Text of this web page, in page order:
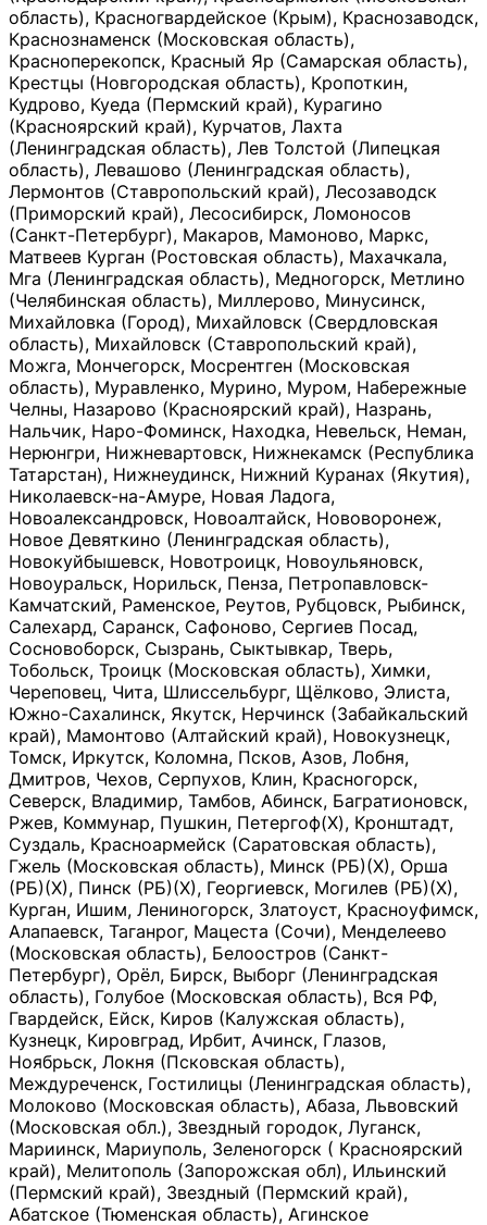
область), Красногвардейское (Крым), Краснозаводск,
Краснознаменск (Московская область),
Красноперекопск, Красный Яр (Самарская область),
Крестцы (Новгородская область), Кропоткин,
Кудрово, Куеда (Пермский край), Курагино
(Красноярский край), Курчатов, Лахта
(Ленинградская область), Лев Толстой (Липецкая
область), Левашово (Ленинградская область),
Лермонтов (Ставропольский край), Лесозаводск
(Приморский край), Лесосибирск, Ломоносов
(Санкт-Петербург), Макаров, Мамоново, Маркс,
Матвеев Курган (Ростовская область), Махачкала,
Мга (Ленинградская область), Медногорск, Метлино
(Челябинская область), Миллерово, Минусинск,
Михайловка (Город), Михайловск (Свердловская
область), Михайловск (Ставропольский край),
Можга, Мончегорск, Мосрентген (Московская
область), Муравленко, Мурино, Муром, Набережные
Челны, Назарово (Красноярский край), Назрань,
Нальчик, Наро-Фоминск, Находка, Невельск, Неман,
Нерюнгри, Нижневартовск, Нижнекамск (Республика
Татарстан), Нижнеудинск, Нижний Куранах (Якутия),
Николаевск-на-Амуре, Новая Ладога,
Новоалександровск, Новоалтайск, Нововоронеж,
Новое Девяткино (Ленинградская область),
Новокуйбышевск, Новотроицк, Новоульяновск,
Новоуральск, Норильск, Пенза, Петропавловск-
Камчатский, Раменское, Реутов, Рубцовск, Рыбинск,
Салехард, Саранск, Сафоново, Сергиев Посад,
Сосновоборск, Сызрань, Сыктывкар, Тверь,
Тобольск, Троицк (Московская область), Химки,
Череповец, Чита, Шлиссельбург, Щёлково, Элиста,
Южно-Сахалинск, Якутск, Нерчинск (Забайкальский
край), Мамонтово (Алтайский край), Новокузнецк,
Томск, Иркутск, Коломна, Псков, Азов, Лобня,
Дмитров, Чехов, Серпухов, Клин, Красногорск,
Северск, Владимир, Тамбов, Абинск, Багратионовск,
Ржев, Коммунар, Пушкин, Петергоф(Х), Кронштадт,
Суздаль, Красноармейск (Саратовская область),
Гжель (Московская область), Минск (РБ)(Х), Орша
(РБ)(Х), Пинск (РБ)(Х), Георгиевск, Могилев (РБ)(Х),
Курган, Ишим, Лениногорск, Златоуст, Красноуфимск,
Алапаевск, Таганрог, Мацеста (Сочи), Менделеево
(Московская область), Белоостров (Санкт-
Петербург), Орёл, Бирск, Выборг (Ленинградская
область), Голубое (Московская область), Вся РФ,
Гвардейск, Ейск, Киров (Калужская область),
Кузнецк, Кировград, Ирбит, Ачинск, Глазов,
Ноябрьск, Локня (Псковская область),
Междуреченск, Гостилицы (Ленинградская область),
Молоково (Московская область), Абаза, Львовский
(Московская обл.), Звездный городок, Луганск,
Мариинск, Мариуполь, Зеленогорск ( Красноярский
край), Мелитополь (Запорожская обл), Ильинский
(Пермский край), Звездный (Пермский край),
Абатское (Тюменская область), Агинское